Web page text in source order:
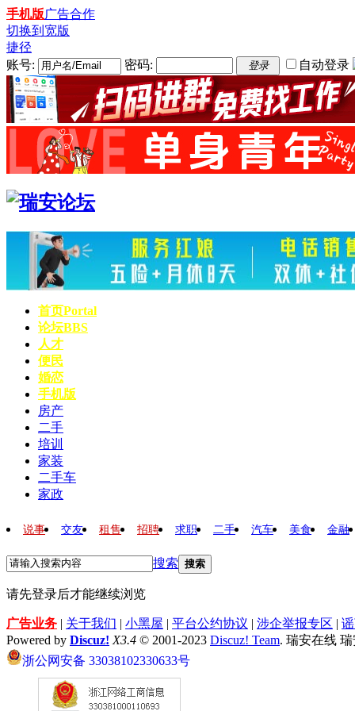
手机版广告合作
切换到宽版
捷径
账号:
密码: 登录 自动登录
首页Portal
论坛BBS
人才
便民
婚恋
手机版
房产
二手
培训
家装
二手车
家政
说事 交友 租售 招聘 求职 二手 汽车 美食 金融
搜索 搜索
请先登录后才能继续浏览
广告业务 | 关于我们 | 小黑屋 | 平台公约协议 | 涉企举报专区 |
Powered by Discuz! X3.4 © 2001-2023 Discuz! Team. 瑞安在线
浙公网安备 33038102330633号